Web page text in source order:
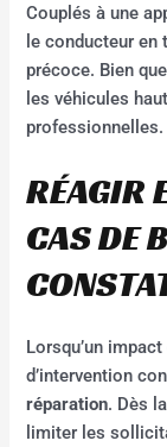
Couplés à une
le conducteur
précoce. Bien
les véhicules
professionnelles.
RÉAGIR
CAS DE
Lorsqu’un
d’intervention
réparation. Dès
limiter les